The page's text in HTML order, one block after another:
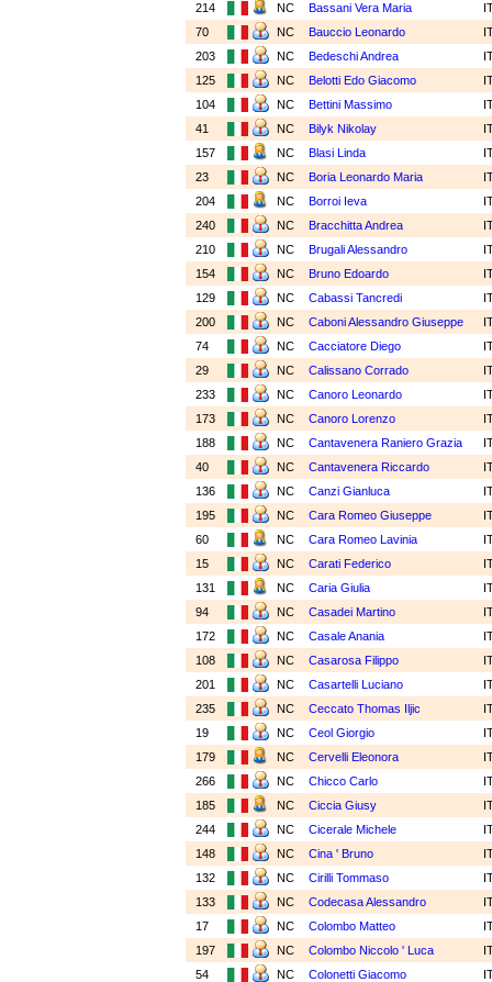
214
NC Bassani Vera Maria
70
NC Bauccio Leonardo
203
NC Bedeschi Andrea
125
NC Belotti Edo Giacomo
104
NC Bettini Massimo
41
NC Bilyk Nikolay
157
NC Blasi Linda
23
NC Boria Leonardo Maria
204
NC Borroi Ieva
240
NC Bracchitta Andrea
210
NC Brugali Alessandro
154
NC Bruno Edoardo
129
NC Cabassi Tancredi
200
NC Caboni Alessandro Giuseppe
74
NC Cacciatore Diego
29
NC Calissano Corrado
233
NC Canoro Leonardo
173
NC Canoro Lorenzo
188
NC Cantavenera Raniero Grazia
40
NC Cantavenera Riccardo
136
NC Canzi Gianluca
195
NC Cara Romeo Giuseppe
60
NC Cara Romeo Lavinia
15
NC Carati Federico
131
NC Caria Giulia
94
NC Casadei Martino
172
NC Casale Anania
108
NC Casarosa Filippo
201
NC Casartelli Luciano
235
NC Ceccato Thomas Iljic
19
NC Ceol Giorgio
179
NC Cervelli Eleonora
266
NC Chicco Carlo
185
NC Ciccia Giusy
244
NC Cicerale Michele
148
NC Cina ' Bruno
132
NC Cirilli Tommaso
133
NC Codecasa Alessandro
17
NC Colombo Matteo
197
NC Colombo Niccolo ' Luca
54
NC Colonetti Giacomo